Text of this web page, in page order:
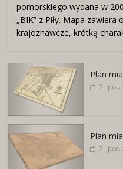
pomorskiego wydana w
„BIK” z Piły. Mapa
krajoznawcze, krótką
Plan
7 lipca,
Plan
7 lipca,